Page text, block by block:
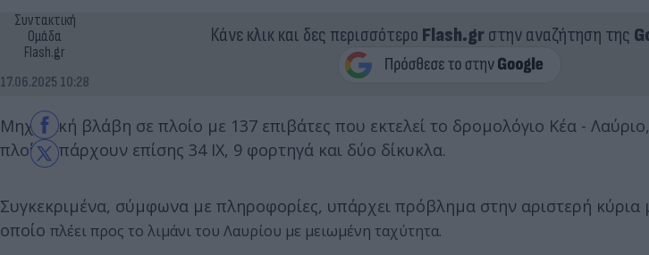
Συντακτική
Ομάδα
Flash.gr
17.06.2025 10:28
Κάνε κλικ και δες περισσότερο Flash.grστην αναζήτηση της
Μηχανική βλάβη σε πλοίο με 137 επιβάτες που εκτελεί το δρομολόγιο Κέα -
πλοίο υπάρχουν επίσης 34 ΙΧ, 9 φορτηγά και δύο δίκυκλα.
Συγκεκριμένα, σύμφωνα με πληροφορίες, υπάρχει πρόβλημα στην αριστερή κύρια
οποίο πλέει προς το λιμάνι του Λαυρίου με μειωμένη ταχύτητα.